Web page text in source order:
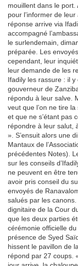
mouillent dans le
pour l’informer de
réponse arrive via
accompagné
le surlendemain,
préparée. Les
cependant, leur
leur demande de les
Ifadily les rassure : il
gouverneur de
répondu à leur salve.
veut que l’on ne tire
et que ne s’étant pas
répondre à leur salut,
». S’ensuit alors une
Mantaux de
précédentes Notes).
sur les conseils
ne peuvent en être
avoir pris conseil du
envoyés de
salués par les
dignitaire de la Cour
que les deux parties
cérémonie officielle
présence de Syed
hissent le pavillon de
répond par 27 coups.